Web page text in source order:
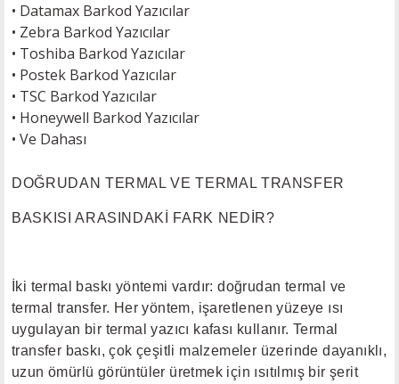
• Datamax Barkod Yazıcılar
• Zebra Barkod Yazıcılar
• Toshiba Barkod Yazıcılar
• Postek Barkod Yazıcılar
• TSC Barkod Yazıcılar
• Honeywell Barkod Yazıcılar
• Ve Dahası
DOĞRUDAN TERMAL VE TERMAL TRANSFER
BASKISI ARASINDAKİ FARK NEDİR?
İki termal baskı yöntemi vardır: doğrudan termal ve
termal transfer. Her yöntem, işaretlenen yüzeye ısı
uygulayan bir termal yazıcı kafası kullanır. Termal
transfer baskı, çok çeşitli malzemeler üzerinde dayanıklı,
uzun ömürlü görüntüler üretmek için ısıtılmış bir şerit